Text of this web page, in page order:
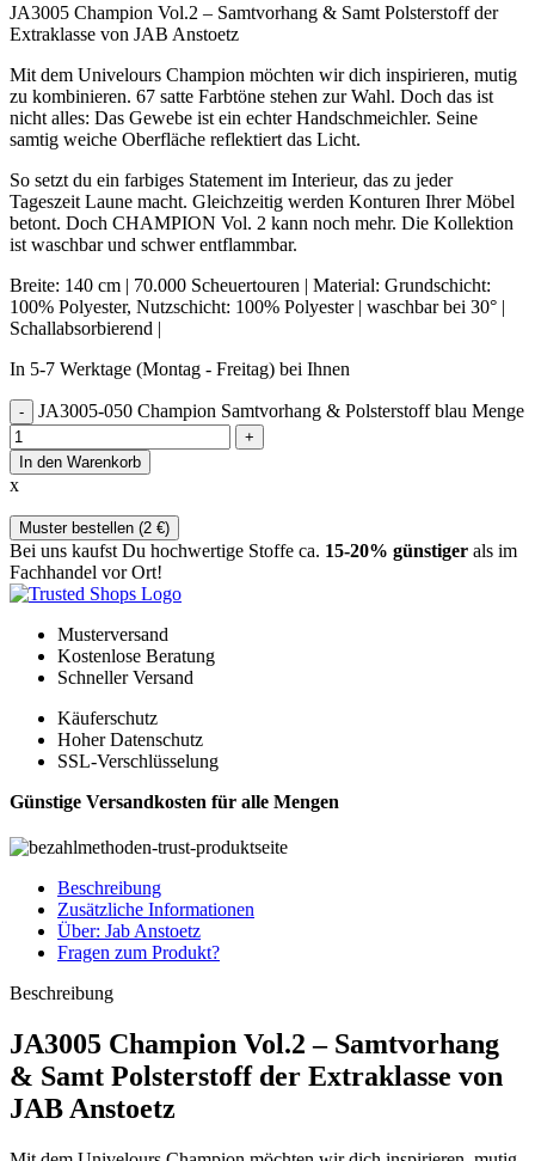
JA3005 Champion Vol.2 – Samtvorhang & Samt Polsterstoff der
Extraklasse von JAB Anstoetz
Mit dem Univelours Champion möchten wir dich inspirieren, mutig
zu kombinieren. 67 satte Farbtöne stehen zur Wahl. Doch das ist
nicht alles: Das Gewebe ist ein echter Handschmeichler. Seine
samtig weiche Oberfläche reflektiert das Licht.
So setzt du ein farbiges Statement im Interieur, das zu jeder
Tageszeit Laune macht. Gleichzeitig werden Konturen Ihrer Möbel
betont. Doch CHAMPION Vol. 2 kann noch mehr. Die Kollektion
ist waschbar und schwer entflammbar.
Breite: 140 cm | 70.000 Scheuertouren | Material: Grundschicht:
100% Polyester, Nutzschicht: 100% Polyester | waschbar bei 30° |
Schallabsorbierend |
In 5-7 Werktage (Montag - Freitag) bei Ihnen
JA3005-050 Champion Samtvorhang & Polsterstoff blau Menge
In den Warenkorb
x
Muster bestellen (2 €)
Bei uns kaufst Du hochwertige Stoffe ca. 15-20% günstiger als im
Fachhandel vor Ort!
Musterversand
Kostenlose Beratung
Schneller Versand
Käuferschutz
Hoher Datenschutz
SSL-Verschlüsselung
Günstige Versandkosten für alle Mengen
Beschreibung
Zusätzliche Informationen
Über: Jab Anstoetz
Fragen zum Produkt?
Beschreibung
JA3005 Champion Vol.2 – Samtvorhang
& Samt Polsterstoff der Extraklasse von
JAB Anstoetz